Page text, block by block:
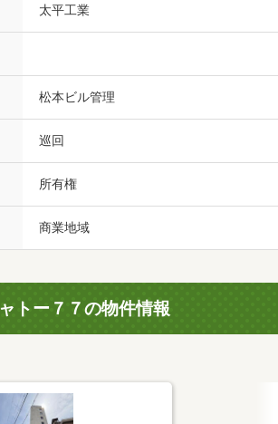
太平工業
松本ビル管理
巡回
所有権
商業地域
トー７７の物件情報